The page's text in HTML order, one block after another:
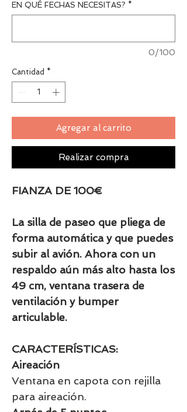
EN QUÉ FECHAS NECESITAS? *
0/100
Cantidad *
Agregar al carrito
Realizar compra
FIANZA DE 100€
La silla de paseo que pliega de
forma automática y que puedes
subir al avión. Ahora con un
respaldo aún más alto hasta los
49 cm, ventana trasera de
ventilación y bumper
articulable.
CARACTERÍSTICAS:
Aireación
Ventana en capota con rejilla
para aireación.